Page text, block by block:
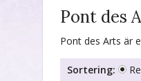
Pont des
Pont des Arts är
Sortering: